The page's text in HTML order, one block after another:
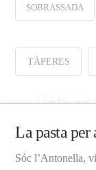
SOBRASSADA
TÀPERES
La pasta per
Sóc l’Antonella,